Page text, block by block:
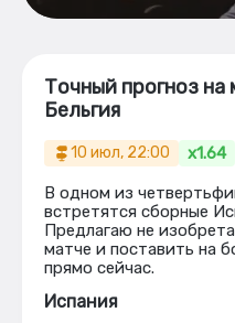
Точный прогноз на
Бельгия
10 июл, 22:00 x1.64
В одном из
встретятся сборные
Предлагаю не
матче и поставить на
прямо сейчас.
Испания